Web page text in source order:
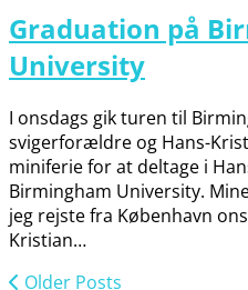
Graduation på
University
I onsdags gik turen til
svigerforældre og Hans-
miniferie for at deltage i
Birmingham University.
jeg rejste fra København
Kristian…
Older Posts